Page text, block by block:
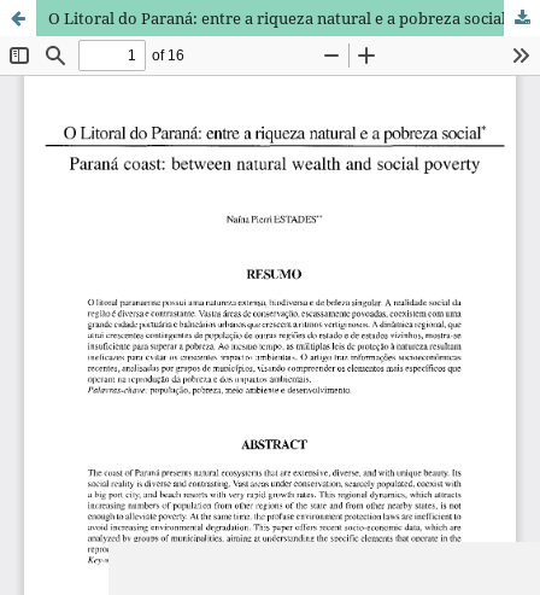
O Litoral do Paraná: entre a riqueza natural e a pobreza social